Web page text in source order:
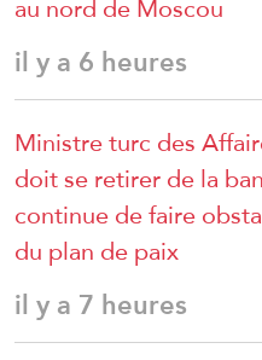
il y a 6 heures
Ministre turc des
doit se retirer de la
continue de faire
du plan de paix
il y a 7 heures